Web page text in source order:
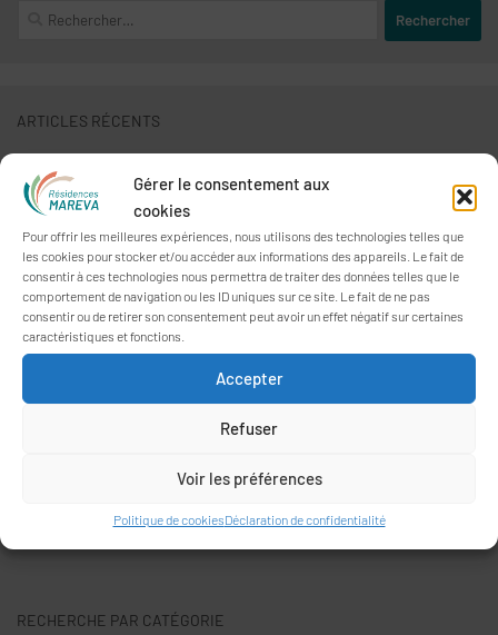
Gérer le consentement aux
cookies
Pour offrir les meilleures expériences, nous utilisons des technologies telles que
les cookies pour stocker et/ou accéder aux informations des appareils. Le fait de
consentir à ces technologies nous permettra de traiter des données telles que le
comportement de navigation ou les ID uniques sur ce site. Le fait de ne pas
consentir ou de retirer son consentement peut avoir un effet négatif sur certaines
caractéristiques et fonctions.
Accepter
Refuser
Voir les préférences
Politique de cookiesDéclaration de confidentialité
Rechercher :
ARTICLES RÉCENTS
10 juillet 2026
Conseil de la Vie Sociale du 28 avril 2026
6 juillet 2026
Marché Public global de performance relatif aux installations
de génie climatique des sites Nymphéas et Parc er Vor
Marché Public : travaux de réfection des terrasses
RECHERCHE PAR CATÉGORIE